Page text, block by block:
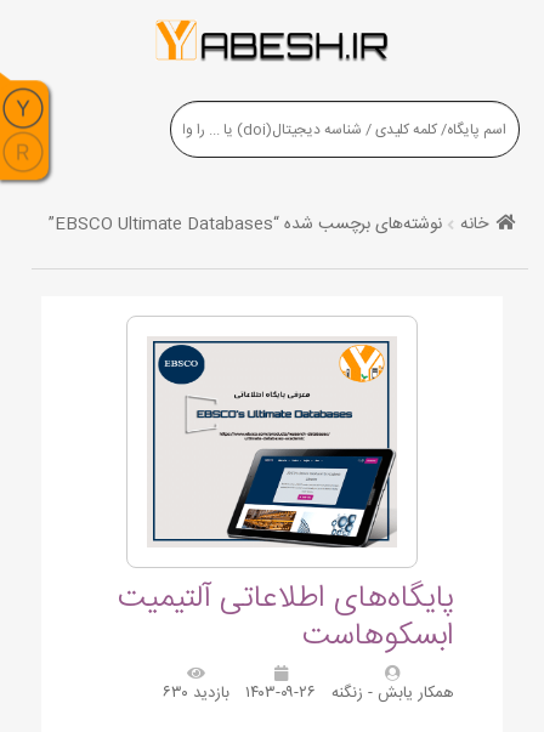
خانه نوشته‌های برچسب شده “EBSCO Ultimate Databases”
پایگاه‌های اطلاعاتی آلتیمیت
ابسکوهاست
همکار یابش - زنگنه ۱۴۰۳-۰۹-۲۶ بازدید ۶۳۰